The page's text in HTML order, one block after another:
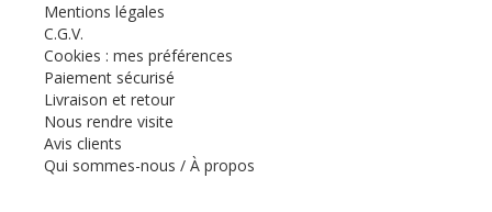
Mentions légales
C.G.V.
Cookies : mes préférences
Paiement sécurisé
Livraison et retour
Nous rendre visite
Avis clients
Qui sommes-nous / À propos